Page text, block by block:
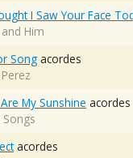
I Saw Your Face
Him
Song acordes
My Sunshine acordes
Songs
acordes